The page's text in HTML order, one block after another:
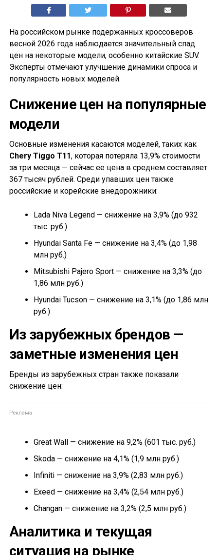
На российском рынке подержанных кроссоверов
весной 2026 года наблюдается значительный спад
цен на некоторые модели, особенно китайские SUV.
Эксперты отмечают улучшение динамики спроса и
популярность новых моделей.
Снижение цен на популярные
модели
Основные изменения касаются моделей, таких как
Chery Tiggo T11, которая потеряла 13,9% стоимости
за три месяца — сейчас ее цена в среднем составляет
367 тысяч рублей. Среди упавших цен также
российские и корейские внедорожники:
Lada Niva Legend — снижение на 3,9% (до 932
тыс. руб.)
Hyundai Santa Fe — снижение на 3,4% (до 1,98
млн руб.)
Mitsubishi Pajero Sport — снижение на 3,3% (до
1,86 млн руб.)
Hyundai Tucson — снижение на 3,1% (до 1,86 млн
руб.)
Из зарубежных брендов —
заметные изменения цен
Бренды из зарубежных стран также показали
снижение цен:
Great Wall — снижение на 9,2% (601 тыс. руб.)
Skoda — снижение на 4,1% (1,9 млн руб.)
Infiniti — снижение на 3,9% (2,83 млн руб.)
Exeed — снижение на 3,4% (2,54 млн руб.)
Changan — снижение на 3,2% (2,5 млн руб.)
Аналитика и текущая
ситуация на рынке